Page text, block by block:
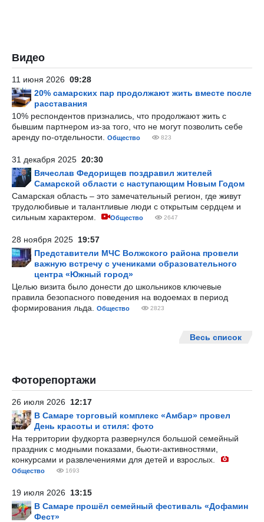
Видео
11 июня 2026 09:28
20% самарских пар продолжают жить вместе после
расставания
10% респондентов признались, что продолжают жить с
бывшим партнером из-за того, что не могут позволить себе
аренду по-отдельности.
Общество 823
31 декабря 2025 20:30
Вячеслав Федорищев поздравил жителей
Самарской области с наступающим Новым Годом
Самарская область – это замечательный регион, где живут
трудолюбивые и талантливые люди с открытым сердцем и
сильным характером.
Общество 2647
28 ноября 2025 19:57
Представители МЧС Волжского района провели
важную встречу с учениками образовательного
центра «Южный город»
Целью визита было донести до школьников ключевые
правила безопасного поведения на водоемах в период
формирования льда.
Общество 2823
Весь список
Фоторепортажи
26 июля 2026 12:17
В Самаре торговый комплекс «Амбар» провел
День красоты и стиля: фото
На территории фудкорта развернулся большой семейный
праздник с модными показами, бьюти-активностями,
конкурсами и развлечениями для детей и взрослых.
Общество 1693
19 июля 2026 13:15
В Самаре прошёл семейный фестиваль «Дофамин
Фест»